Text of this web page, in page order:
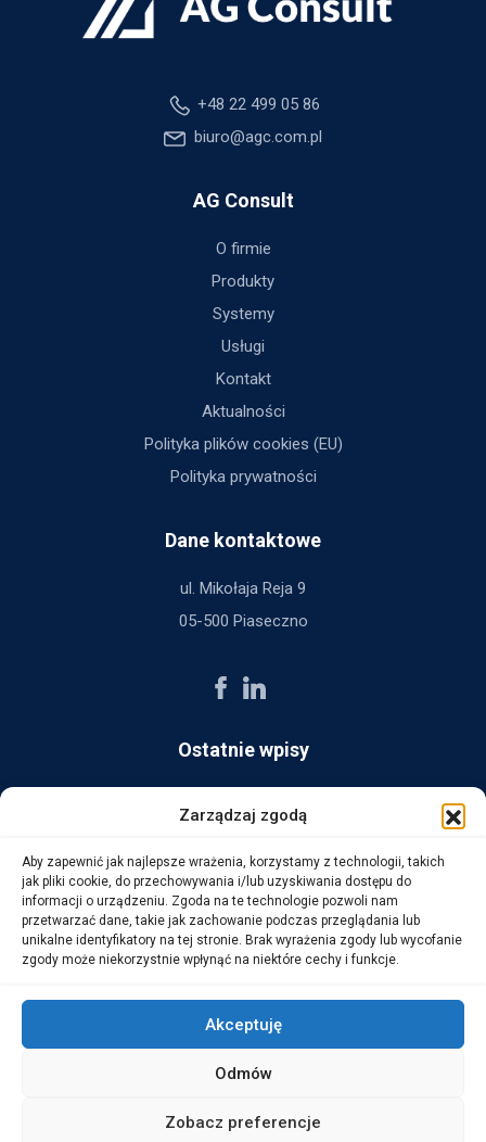
Zarządzaj zgodą
Aby zapewnić jak najlepsze wrażenia, korzystamy z technologii, takich
jak pliki cookie, do przechowywania i/lub uzyskiwania dostępu do
informacji o urządzeniu. Zgoda na te technologie pozwoli nam
przetwarzać dane, takie jak zachowanie podczas przeglądania lub
unikalne identyfikatory na tej stronie. Brak wyrażenia zgody lub wycofanie
zgody może niekorzystnie wpłynąć na niektóre cechy i funkcje.
Akceptuję
Odmów
Zobacz preferencje
+48 22 499 05 86
biuro@agc.com.pl
AG Consult
O firmie
Produkty
Systemy
Usługi
Kontakt
Aktualności
Polityka plików cookies (EU)
Polityka prywatności
Dane kontaktowe
ul. Mikołaja Reja 9
05-500 Piaseczno
Ostatnie wpisy
Micro
14 października, 2025
WarehouseLAB: LOGISTYKA 4.0 – Automatyzacja i
Optymalizacja Procesów Logistycznych
ALL RIGHTS RESERVED